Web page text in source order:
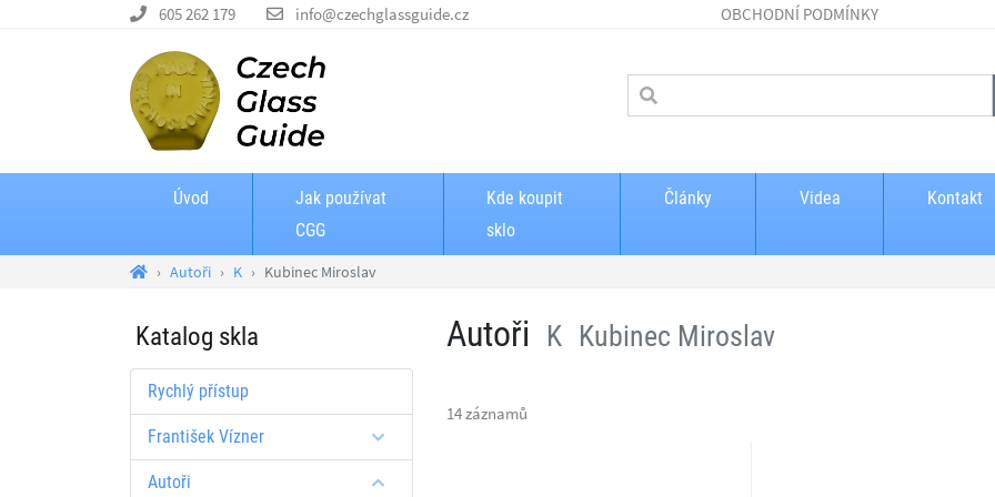
605 262 179 info@czechglassguide.cz OBCHODNÍ PODMÍNKY
Úvod
Jak používat
CGG
Kde koupit
sklo
Články Videa Kontakt
Autoři K Kubinec Miroslav
Katalog skla
Rychlý přístup
František Vízner
Autoři
Autoři K Kubinec Miroslav
14 záznamů